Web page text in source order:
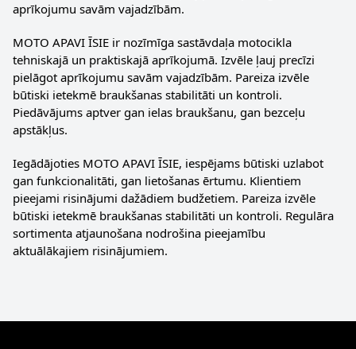
aprīkojumu savām vajadzībām.
MOTO APAVI ĪSIE ir nozīmīga sastāvdaļa motocikla
tehniskajā un praktiskajā aprīkojumā. Izvēle ļauj precīzi
pielāgot aprīkojumu savām vajadzībām. Pareiza izvēle
būtiski ietekmē braukšanas stabilitāti un kontroli.
Piedāvājums aptver gan ielas braukšanu, gan bezceļu
apstākļus.
Iegādājoties MOTO APAVI ĪSIE, iespējams būtiski uzlabot
gan funkcionalitāti, gan lietošanas ērtumu. Klientiem
pieejami risinājumi dažādiem budžetiem. Pareiza izvēle
būtiski ietekmē braukšanas stabilitāti un kontroli. Regulāra
sortimenta atjaunošana nodrošina pieejamību
aktuālākajiem risinājumiem.